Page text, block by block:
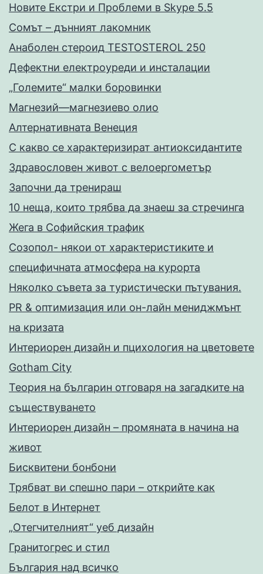
Новите Екстри и Проблеми в Skype 5.5
Сомът – дънният лакомник
Анаболен стероид TESTOSTEROL 250
Дефектни електроуреди и инсталации
„Големите“ малки боровинки
Магнезий—магнезиево олио
Алтернативната Венеция
С какво се характеризират антиоксидантите
Здравословен живот с велоергометър
Запoчни да тренираш
10 неща, които трябва да знаеш за стречинга
Жега в Софийския трафик
Созопол- някои от характеристиките и
специфичната атмосфера на курорта
Няколко съвета за туристически пътувания.
PR & оптимизация или он-лайн мениджмънт
на кризата
Интериорен дизайн и пцихология на цветовете
Gotham City
Теория на българин отговаря на загадките на
съществуването
Интериорен дизайн – промяната в начина на
живот
Бисквитени бонбони
Трябват ви спешно пари – открийте как
Белот в Интернет
„Отегчителният“ уеб дизайн
Гранитогрес и стил
България над всичко